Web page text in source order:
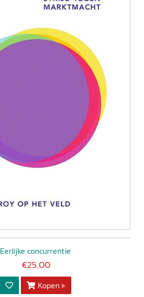
Eerlijke concurrentie
€25,00
Kopen